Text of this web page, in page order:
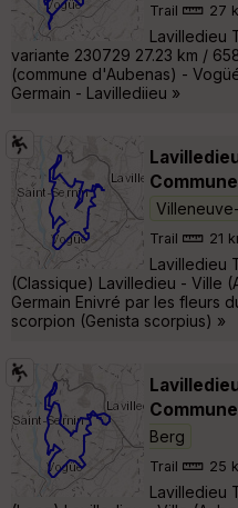
Trail 27
Lavilledieu
variante 230729 27.23 km /
(commune d'Aubenas) -
Germain - Lavillediieu »
Trail 21
Lavilledieu
(Classique) Lavilledieu - Ville
Germain Enivré par les fleurs
scorpion (Genista scorpius) »
Berg
Trail 25
Lavilledieu